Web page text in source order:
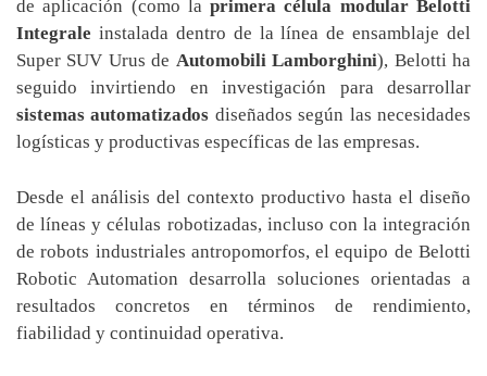
de aplicación (como laprimera célula modular Belotti
Integrale instalada dentro de la línea de ensamblaje del
Super SUV Urus de Automobili Lamborghini), Belotti ha
seguido invirtiendo en investigación para desarrollar
sistemas automatizados diseñados según las necesidades
logísticas y productivas específicas de las empresas.
Desde el análisis del contexto productivo hasta el diseño
de líneas y células robotizadas, incluso con la integración
de robots industriales antropomorfos, el equipo de Belotti
Robotic Automation desarrolla soluciones orientadas a
resultados concretos en términos de rendimiento,
fiabilidad y continuidad operativa.